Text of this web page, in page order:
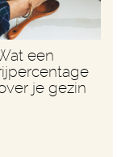
een
je gezin